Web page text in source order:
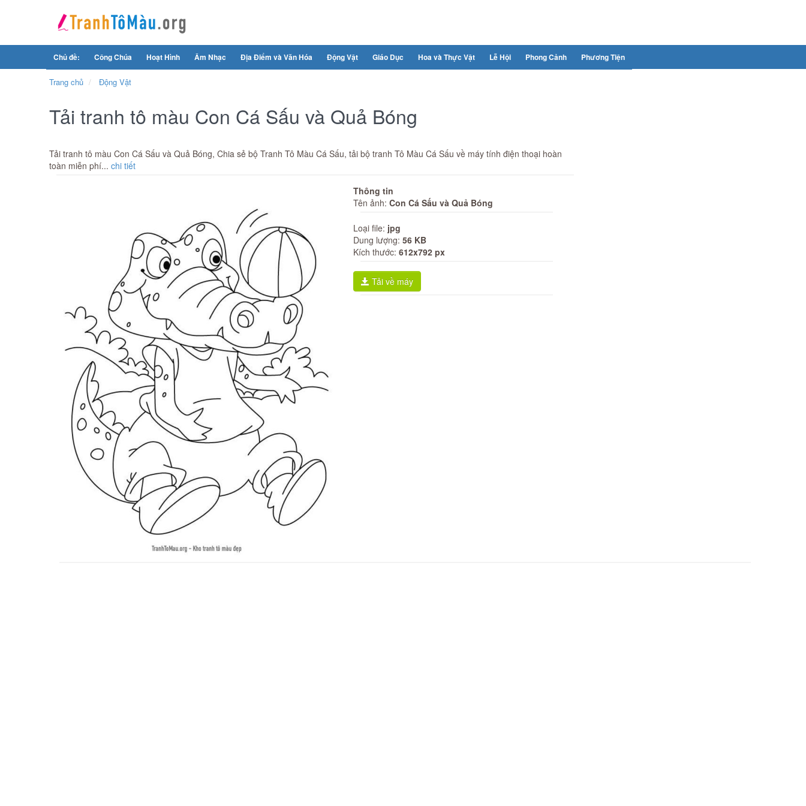
Chủ đề: Công Chúa Hoạt Hình Âm Nhạc Địa Điểm và Văn Hóa Động Vật Giáo Dục Hoa và Thực Vật Lễ Hội Phong Cảnh Phương Tiện
Trang chủ Động Vật
Tải tranh tô màu Con Cá Sấu và Quả Bóng
Tải tranh tô màu Con Cá Sấu và Quả Bóng, Chia sẻ bộ Tranh Tô Màu Cá Sấu, tải bộ tranh Tô Màu Cá Sấu về máy tính điện thoại hoàn
toàn miễn phí... chi tiết
Thông tin
Tên ảnh: Con Cá Sấu và Quả Bóng
Loại file: jpg
Dung lượng: 56 KB
Kích thước: 612x792 px
Tải về máy